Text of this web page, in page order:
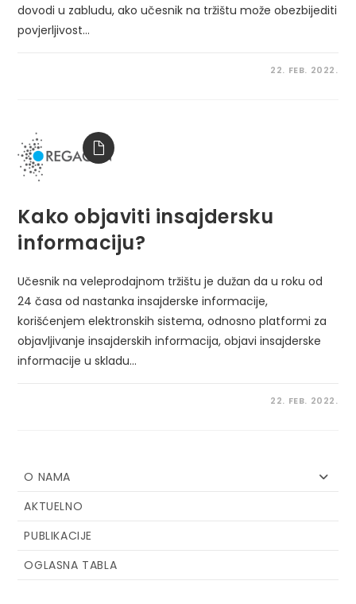
dovodi u zabludu, ako učesnik na tržištu može obezbijediti
povjerljivost…
22. FEB. 2022.
Kako objaviti insajdersku
informaciju?
Učesnik na veleprodajnom tržištu je dužan da u roku od
24 časa od nastanka insajderske informacije,
korišćenjem elektronskih sistema, odnosno platformi za
objavljivanje insajderskih informacija, objavi insajderske
informacije u skladu…
22. FEB. 2022.
O NAMA
AKTUELNO
PUBLIKACIJE
OGLASNA TABLA